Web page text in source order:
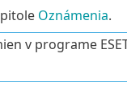
Oznámenia.
v programe